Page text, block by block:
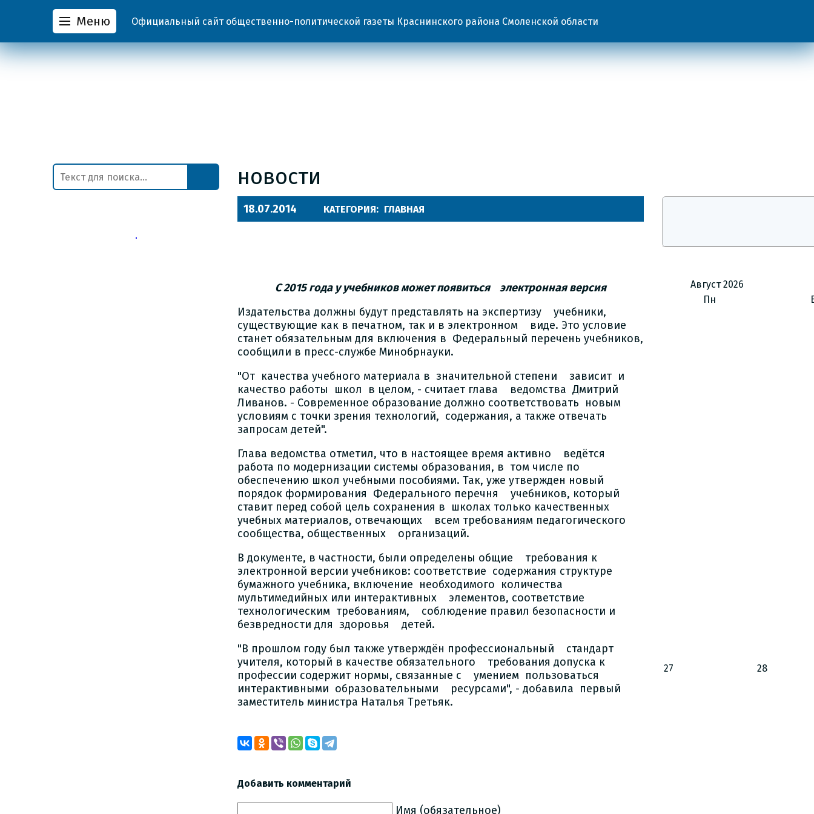
Меню Официальный сайт общественно-политической газеты Краснинского района Смоленской области
новости
18.07.2014 КАТЕГОРИЯ: ГЛАВНАЯ
С 2015 года у учебников может появиться электронная версия
Издательства должны будут представлять на экспертизу учебники,
существующие как в печатном, так и в электронном виде. Это условие
станет обязательным для включения в Федеральный перечень учебников,
сообщили в пресс-службе Минобрнауки.
"От качества учебного материала в значительной степени зависит и
качество работы школ в целом, - считает глава ведомства Дмитрий
Ливанов. - Современное образование должно соответствовать новым
условиям с точки зрения технологий, содержания, а также отвечать
запросам детей".
Глава ведомства отметил, что в настоящее время активно ведётся
работа по модернизации системы образования, в том числе по
обеспечению школ учебными пособиями. Так, уже утвержден новый
порядок формирования Федерального перечня учебников, который
ставит перед собой цель сохранения в школах только качественных
учебных материалов, отвечающих всем требованиям педагогического
сообщества, общественных организаций.
В документе, в частности, были определены общие требования к
электронной версии учебников: соответствие содержания структуре
бумажного учебника, включение необходимого количества
мультимедийных или интерактивных элементов, соответствие
технологическим требованиям, соблюдение правил безопасности и
безвредности для здоровья детей.
"В прошлом году был также утверждён профессиональный стандарт
учителя, который в качестве обязательного требования допуска к
профессии содержит нормы, связанные с умением пользоваться
интерактивными образовательными ресурсами", - добавила первый
заместитель министра Наталья Третьяк.
Добавить комментарий
Имя (обязательное)
Август 2026
Пн
27 28